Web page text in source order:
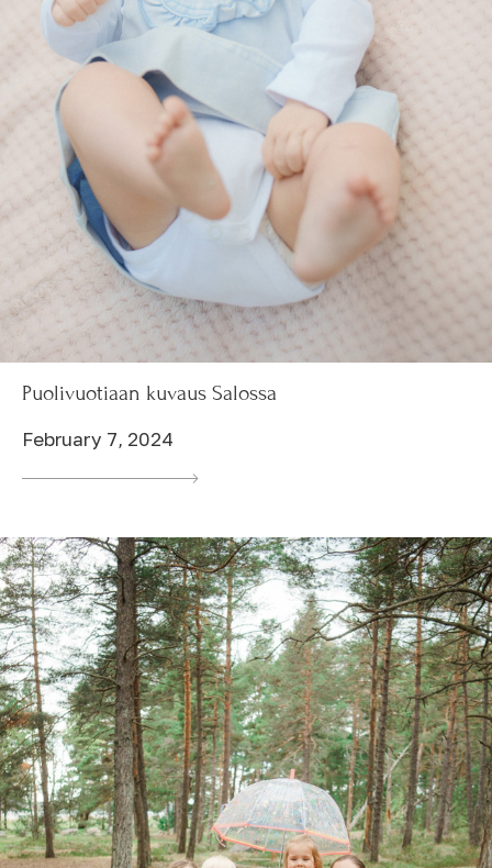
Puolivuotiaan kuvaus Salossa
February 7, 2024